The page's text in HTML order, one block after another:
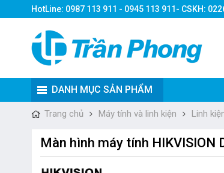
HotLine: 0987 113 911 - 0945 113 911- CSKH:
DANH MỤC SẢN PHẨM
Trang chủ Máy tính và linh kiện Linh
Màn hình máy tính HIKVISION